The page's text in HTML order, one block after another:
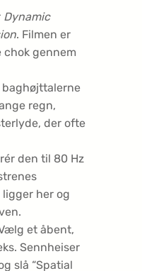
Dynamic
. Filmen er
chok gennem
baghøjttalerne
regn,
der ofte
den til 80 Hz
her og
et åbent,
Sennheiser
slå “Spatial